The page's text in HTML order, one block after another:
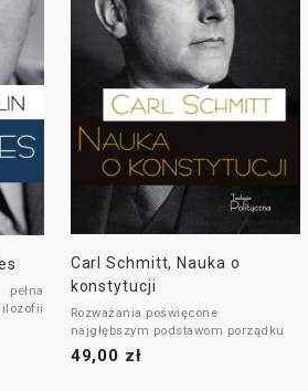
Carl Schmitt, Nauka o
konstytucji
Rozważania poświęcone
najgłębszym podstawom porządku
politycznego.
49,00 zł